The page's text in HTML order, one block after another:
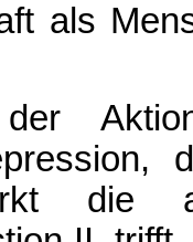
als
der
die